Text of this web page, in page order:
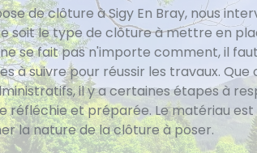
de clôture à Sigy En Bray, nous
soit le type de clôture à mettre en
se fait pas n'importe comment, il
à suivre pour réussir les travaux. Que
il y a certaines étapes à
réfléchie et préparée. Le matériau
la nature de la clôture à poser.